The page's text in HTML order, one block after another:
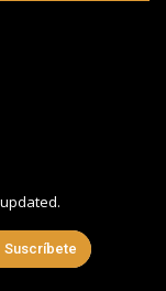
Suscríbete